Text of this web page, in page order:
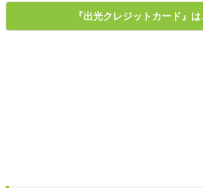
『出光クレジットカード』は